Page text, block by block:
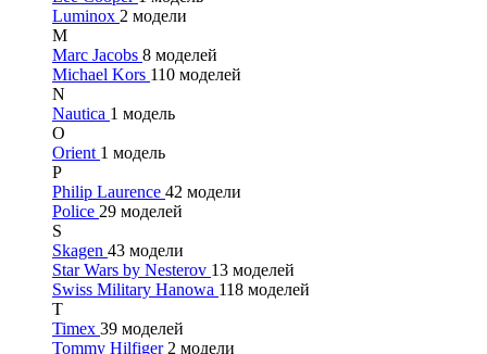
Luminox 2 модели
M
Marc Jacobs 8 моделей
Michael Kors 110 моделей
N
Nautica 1 модель
O
Orient 1 модель
P
Philip Laurence 42 модели
Police 29 моделей
S
Skagen 43 модели
Star Wars by Nesterov 13 моделей
Swiss Military Hanowa 118 моделей
T
Timex 39 моделей
Tommy Hilfiger 2 модели